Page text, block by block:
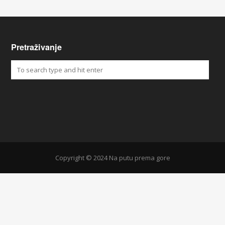
Pretraživanje
Copyright © 2024 Na putu prema gore